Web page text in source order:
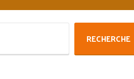
RECHERCHE